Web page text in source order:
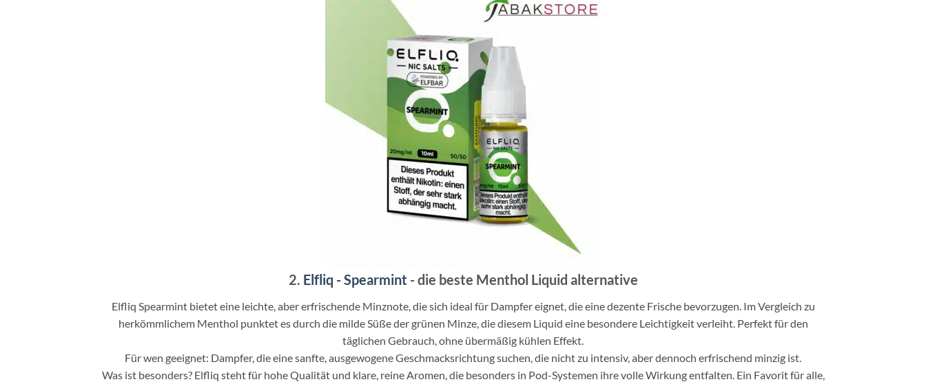
2. Elfliq - Spearmint - die beste Menthol Liquid alternative
Elfliq Spearmint bietet eine leichte, aber erfrischende Minznote, die sich ideal für Dampfer eignet, die eine dezente Frische bevorzugen. Im Vergleich zu
herkömmlichem Menthol punktet es durch die milde Süße der grünen Minze, die diesem Liquid eine besondere Leichtigkeit verleiht. Perfekt für den
täglichen Gebrauch, ohne übermäßig kühlen Effekt.
Für wen geeignet: Dampfer, die eine sanfte, ausgewogene Geschmacksrichtung suchen, die nicht zu intensiv, aber dennoch erfrischend minzig ist.
Was ist besonders? Elfliq steht für hohe Qualität und klare, reine Aromen, die besonders in Pod-Systemen ihre volle Wirkung entfalten. Ein Favorit für alle,